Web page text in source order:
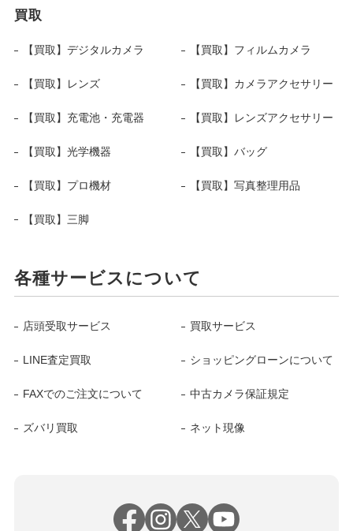
買取
【買取】デジタルカメラ 【買取】フィルムカメラ
【買取】レンズ 【買取】カメラアクセサリー
【買取】充電池・充電器 【買取】レンズアクセサリー
【買取】光学機器 【買取】バッグ
【買取】プロ機材 【買取】写真整理用品
【買取】三脚
各種サービスについて
店頭受取サービス 買取サービス
LINE査定買取 ショッピングローンについて
FAXでのご注文について 中古カメラ保証規定
ズバリ買取 ネット現像